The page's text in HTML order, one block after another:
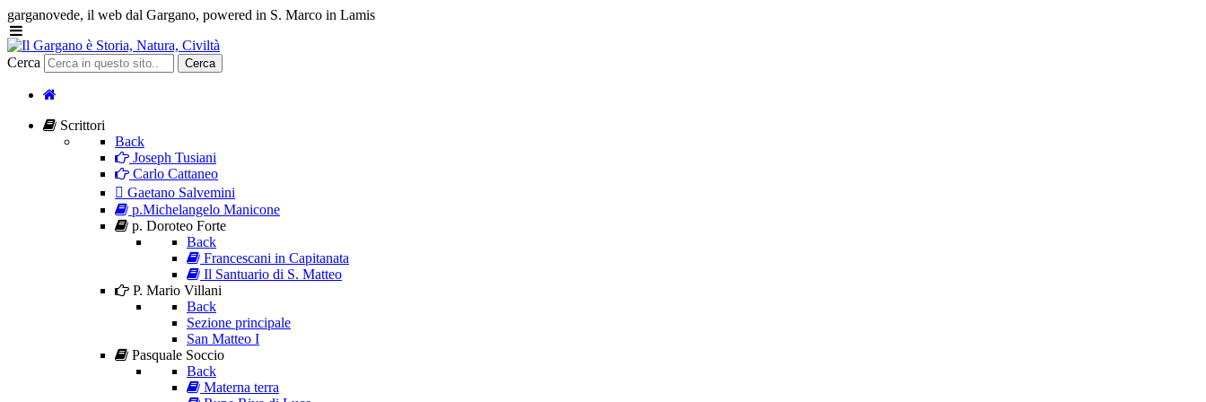
garganovede, il web dal Gargano, powered in S. Marco in Lamis
Cerca Cerca
Scrittori
Back
Joseph Tusiani
Carlo Cattaneo
Gaetano Salvemini
p.Michelangelo Manicone
p. Doroteo Forte
Back
Francescani in Capitanata
Il Santuario di S. Matteo
P. Mario Villani
Back
Sezione principale
San Matteo I
Pasquale Soccio
Back
Materna terra